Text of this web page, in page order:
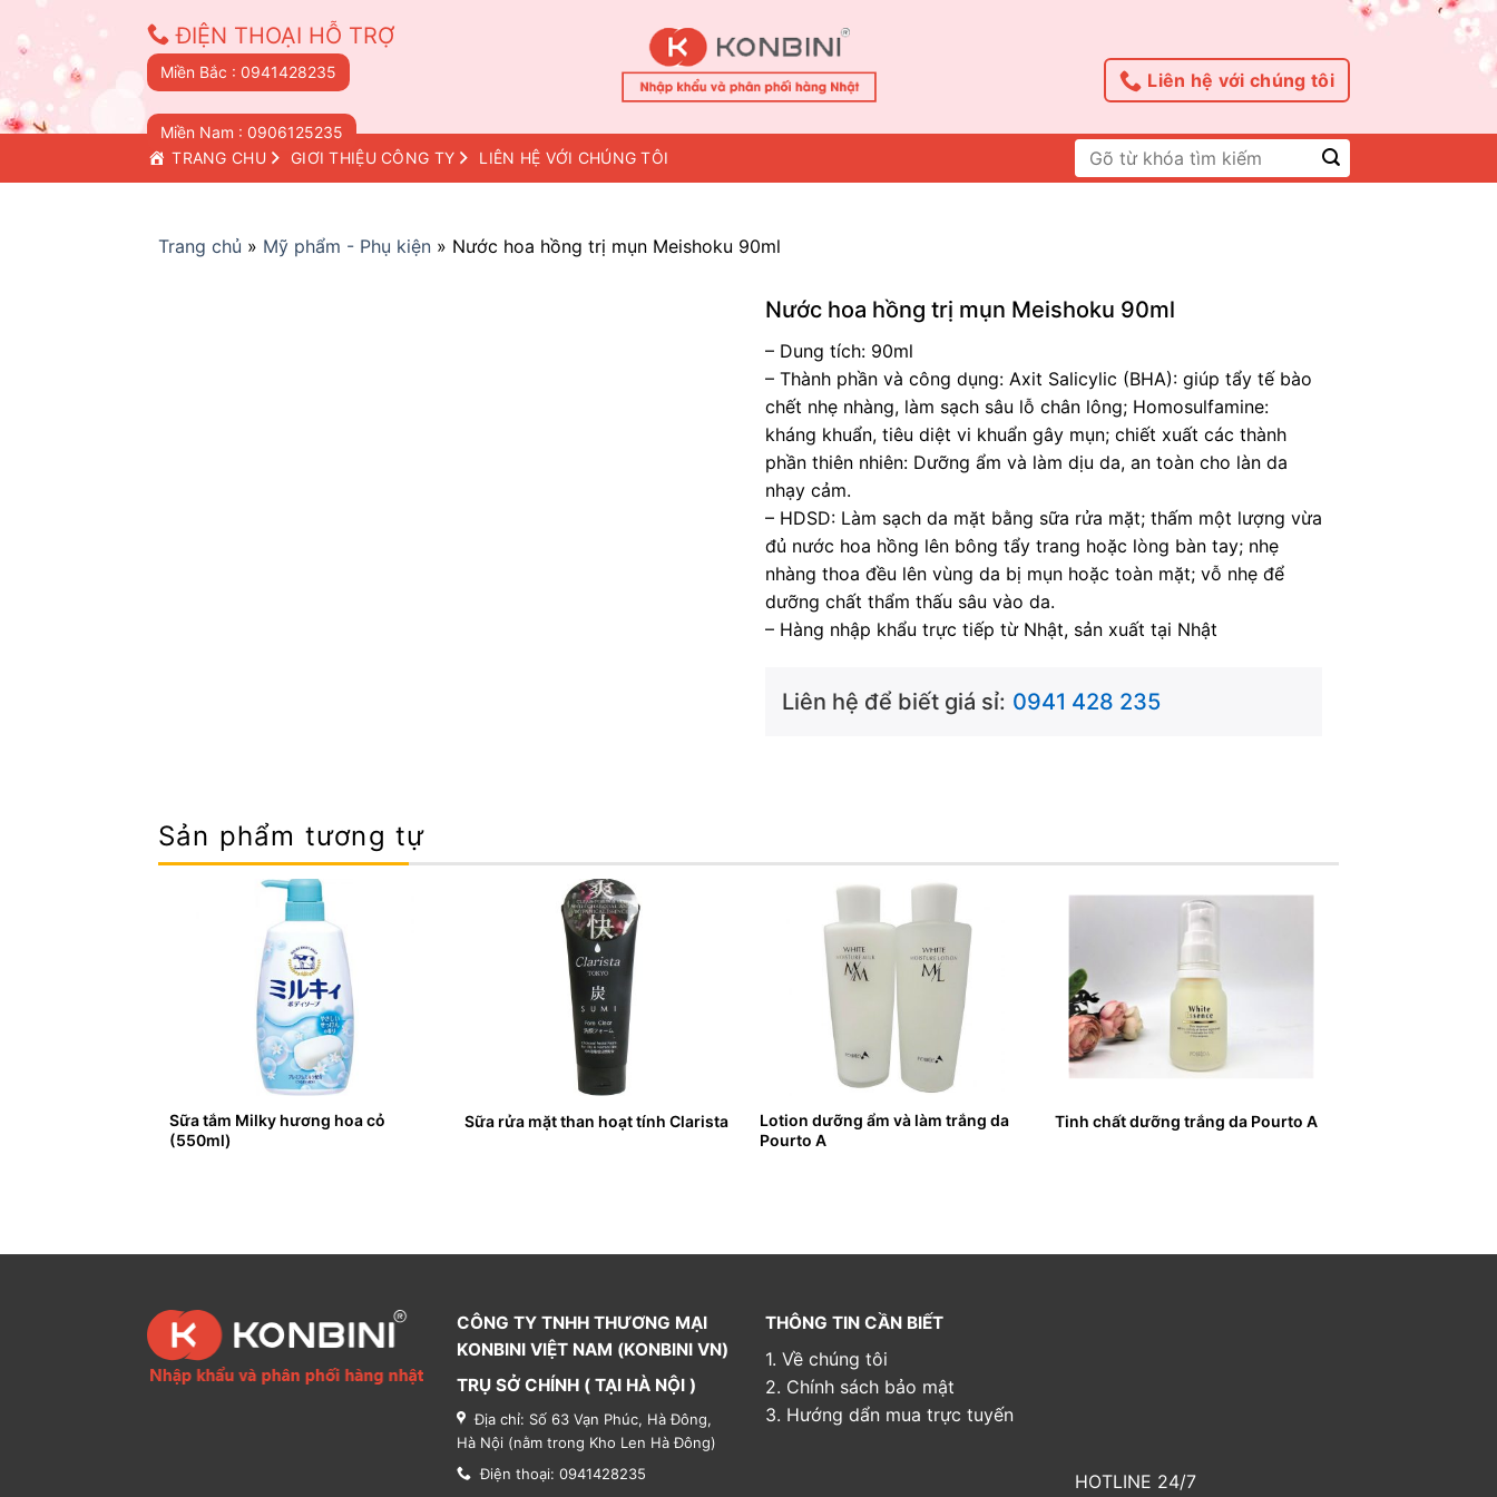
content
ĐIỆN THOẠI HỖ TRỢ
Miền Bắc : 0941428235
Miền Nam : 0906125235
Liên hệ với chúng tôi
TRANG CHỦ GIỚI THIỆU CÔNG TY LIÊN HỆ VỚI CHÚNG TÔI
Tìm
kiếm:
Trang chủ » Mỹ phẩm - Phụ kiện » Nước hoa hồng trị mụn Meishoku 90ml
Nước hoa hồng trị mụn Meishoku 90ml
– Dung tích: 90ml
– Thành phần và công dụng: Axit Salicylic (BHA): giúp tẩy tế bào
chết nhẹ nhàng, làm sạch sâu lỗ chân lông; Homosulfamine:
kháng khuẩn, tiêu diệt vi khuẩn gây mụn; chiết xuất các thành
phần thiên nhiên: Dưỡng ẩm và làm dịu da, an toàn cho làn da
nhạy cảm.
– HDSD: Làm sạch da mặt bằng sữa rửa mặt; thấm một lượng vừa
đủ nước hoa hồng lên bông tẩy trang hoặc lòng bàn tay; nhẹ
nhàng thoa đều lên vùng da bị mụn hoặc toàn mặt; vỗ nhẹ để
dưỡng chất thẩm thấu sâu vào da.
– Hàng nhập khẩu trực tiếp từ Nhật, sản xuất tại Nhật
Liên hệ để biết giá sỉ: 0941 428 235
Sản phẩm tương tự
Sữa tắm Milky hương hoa cỏ
(550ml)
Sữa rửa mặt than hoạt tính Clarista
Lotion dưỡng ẩm và làm trắng da
Pourto A
Tinh chất dưỡng trắng da Pourto A
CÔNG TY TNHH THƯƠNG MẠI
KONBINI VIỆT NAM (KONBINI VN)
TRỤ SỞ CHÍNH ( TẠI HÀ NỘI )
Địa chỉ: Số 63 Vạn Phúc, Hà Đông,
Hà Nội (nằm trong Kho Len Hà Đông)
Điện thoại: 0941428235
THÔNG TIN CẦN BIẾT
1. Về chúng tôi
2. Chính sách bảo mật
3. Hướng dẩn mua trực tuyến
HOTLINE 24/7